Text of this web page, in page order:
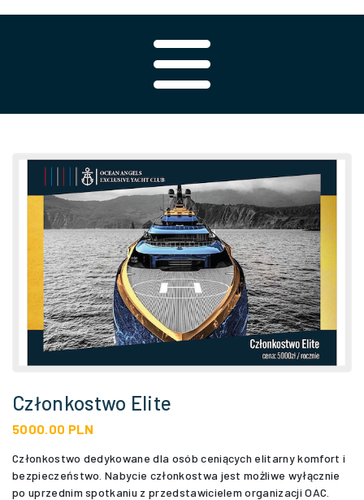
Członkostwo Elite
5000.00 PLN
Członkostwo dedykowane dla osób ceniących elitarny komfort i
bezpieczeństwo. Nabycie członkostwa jest możliwe wyłącznie
po uprzednim spotkaniu z przedstawicielem organizacji OAC.